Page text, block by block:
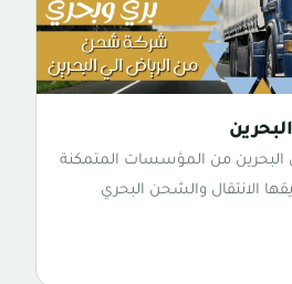
من المؤسسات المتمكنة
الانتقال والشحن البحري